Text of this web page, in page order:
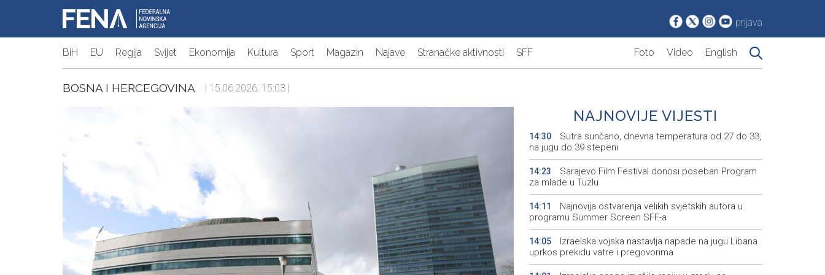
prijava
BiH EU Regija Svijet Ekonomija Kultura Sport Magazin Najave Stranačke aktivnosti SFF Foto Video English
BOSNA I HERCEGOVINA | 15.06.2026. 15:03 |
NAJNOVIJE VIJESTI
14:30
Sutra sunčano, dnevna temperatura od 27 do 33,
na jugu do 39 stepeni
14:23
Sarajevo Film Festival donosi poseban Program
za mlade u Tuzlu
14:11
Najnovija ostvarenja velikih svjetskih autora u
programu Summer Screen SFF-a
14:05
Izraelska vojska nastavlja napade na jugu Libana
uprkos prekidu vatre i pregovorima